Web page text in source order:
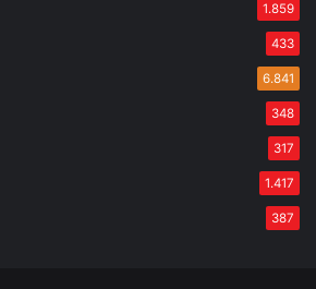
1.859
433
6.841
348
317
1.417
387